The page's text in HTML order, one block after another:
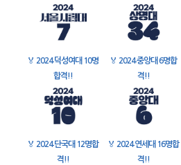
🏅 2024 덕성여대 10명
합격!!
🏅 2024 중앙대 6명합
격!!
🏅 2024 단국대 12명합
격!!
🏅 2024 연세대 16명합
격!!